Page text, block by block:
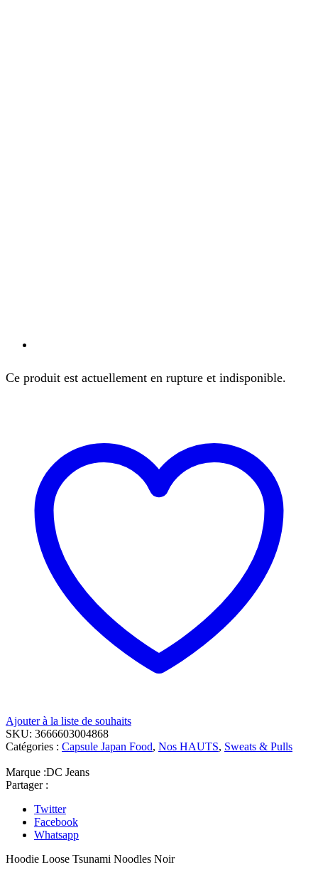
Ce produit est actuellement en rupture et indisponible.
Ajouter à la liste de souhaits
SKU: 3666603004868
Catégories : Capsule Japan Food, Nos HAUTS, Sweats & Pulls
Marque :DC Jeans
Partager :
Twitter
Facebook
Whatsapp
Hoodie Loose Tsunami Noodles Noir